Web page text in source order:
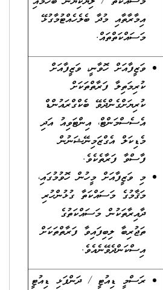
އިމާރާތާއި މުދާ ބެލެހެއްޓުމާގުޅޭ
މަސައްކަތްތައް.
ވަޒީފާއަށް ހޮވާނީ، ވަޒީފާއަށް
ކުރިމަތިލާ ފަރާތްތަކަށް
ކުރިޔަށްގެންދެވޭ ބެކްގްރައުންޑް
އެސެސްމަންޓް، އިންޓަވިއު އަދި
މެޑިކަލް އެގްޒަމިނޭޝަނުން
ފާސްވާ ފަރާތެކެވެ.
މި ވަޒީފާއަށް މީހުން ހޮވުމުގައި،
މަޤާމުގެ މަސައްކަތާ ގުޅުންހުރި
ދާއިރާތަކުން މަސައްކަތުގެ
ތަޖުރިބާ ލިބިފައިވާ ފަރާތްތަކަށް
އިސްކަންދެވޭނެއެވެ.
ރަސްމީ ޑިއުޓީ / ދަންފަޅި ޑިއުޓީ